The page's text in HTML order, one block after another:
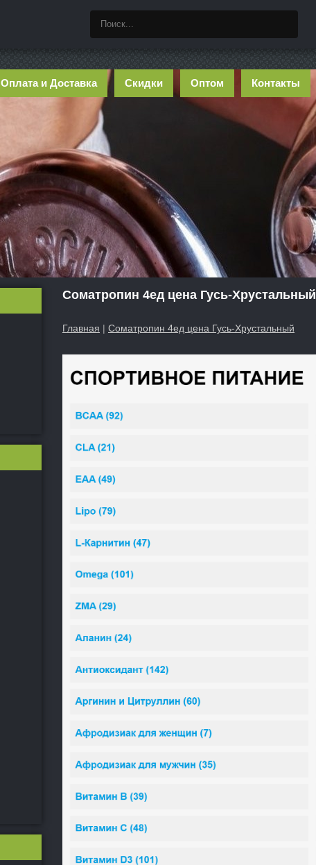
Оплата и Доставка Скидки Оптом Контакты
Cоматропин 4ед цена Гусь-Хрустальный
Главная | Cоматропин 4ед цена Гусь-Хрустальный